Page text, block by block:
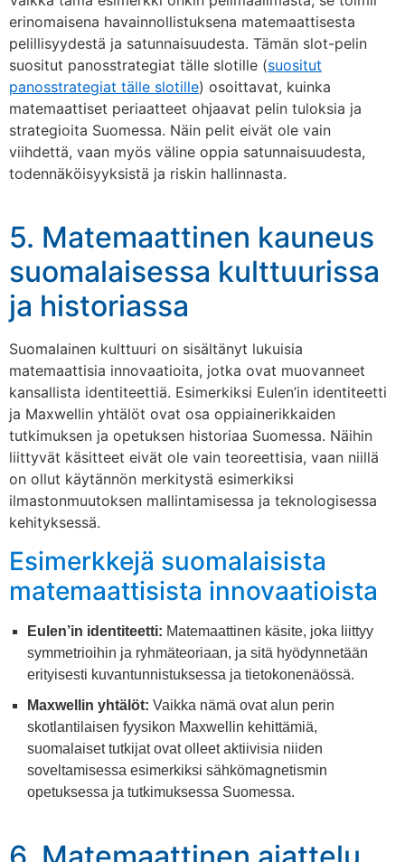
erinomaisena havainnollistuksena matemaattisesta
pelillisyydestä ja satunnaisuudesta. Tämän slot-pelin
suositut panosstrategiat tälle slotille (suositut
panosstrategiat tälle slotille) osoittavat, kuinka
matemaattiset periaatteet ohjaavat pelin tuloksia ja
strategioita Suomessa. Näin pelit eivät ole vain
viihdettä, vaan myös väline oppia satunnaisuudesta,
todennäköisyyksistä ja riskin hallinnasta.
5. Matemaattinen kauneus
suomalaisessa kulttuurissa
ja historiassa
Suomalainen kulttuuri on sisältänyt lukuisia
matemaattisia innovaatioita, jotka ovat muovanneet
kansallista identiteettiä. Esimerkiksi Eulen’in identiteetti
ja Maxwellin yhtälöt ovat osa oppiainerikkaiden
tutkimuksen ja opetuksen historiaa Suomessa. Näihin
liittyvät käsitteet eivät ole vain teoreettisia, vaan niillä
on ollut käytännön merkitystä esimerkiksi
ilmastonmuutoksen mallintamisessa ja teknologisessa
kehityksessä.
Esimerkkejä suomalaisista
matemaattisista innovaatioista
Eulen’in identiteetti: Matemaattinen käsite, joka liittyy
symmetrioihin ja ryhmäteoriaan, ja sitä hyödynnetään
erityisesti kuvantunnistuksessa ja tietokonenäössä.
Maxwellin yhtälöt: Vaikka nämä ovat alun perin
skotlantilaisen fyysikon Maxwellin kehittämiä,
suomalaiset tutkijat ovat olleet aktiivisia niiden
soveltamisessa esimerkiksi sähkömagnetismin
opetuksessa ja tutkimuksessa Suomessa.